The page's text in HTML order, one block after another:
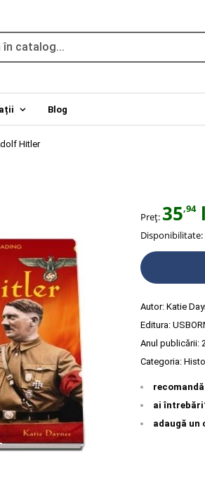
Blog
Hitler
Preț: 35,94
Disponibilitate:
Autor: Katie
Editura:
Anul publicării:
Categoria:
ai
adaugă un